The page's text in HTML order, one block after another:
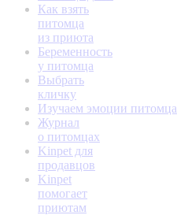
Как взять
питомца
из приюта
Беременность
у питомца
Выбрать
кличку
Изучаем эмоции питомца
Журнал
о питомцах
Kinpet для
продавцов
Kinpet
помогает
приютам